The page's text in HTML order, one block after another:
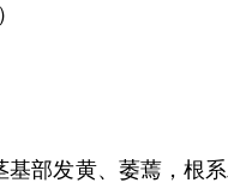
基部发黄、萎蔫，根系